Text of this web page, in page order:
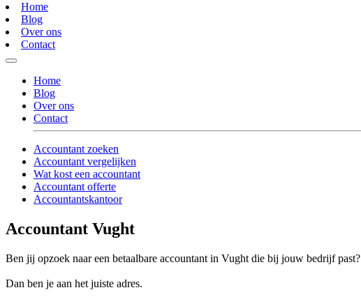
Home
Blog
Over ons
Contact
Home
Blog
Over ons
Contact
Accountant zoeken
Accountant vergelijken
Wat kost een accountant
Accountant offerte
Accountantskantoor
Accountant Vught
Ben jij opzoek naar een betaalbare accountant in Vught die bij jouw bedrijf past?
Dan ben je aan het juiste adres.